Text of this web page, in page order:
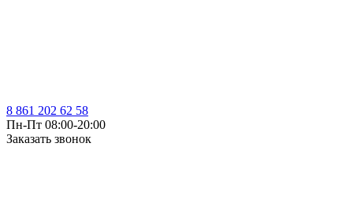
8 861 202 62 58
Пн-Пт 08:00-20:00
Заказать звонок